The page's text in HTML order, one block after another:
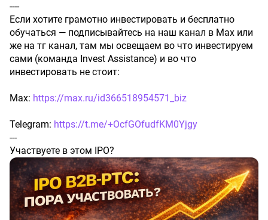
----
Если хотите грамотно инвестировать и бесплатно
обучаться — подписывайтесь на наш канал в Max или
же на тг канал, там мы освещаем во что инвестируем
сами (команда Invest Assistance) и во что
инвестировать не стоит:
Max: https://max.ru/id366518954571_biz
Telegram: https://t.me/+OcfGOfudfKM0Yjgy
---
Участвуете в этом IPO?